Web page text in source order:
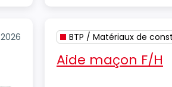
BTP / Matériaux de
Aide maçon F/H